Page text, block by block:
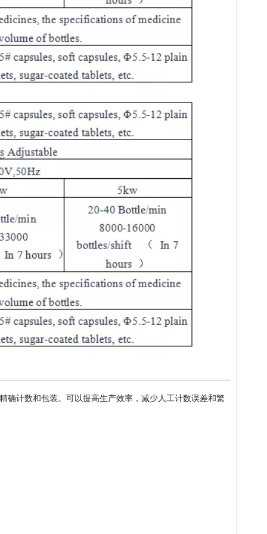
确计数和包装。可以提高生产效率，减少人工计数误差和繁